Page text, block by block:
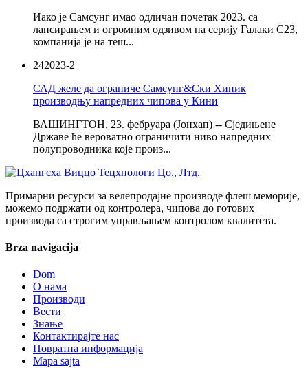
Иако је Самсунг имао одличан почетак 2023. са
лансирањем и огромним одзивом на серију Галаки С23,
компанија је на теш...
242023-2
САД желе да ограниче Самсунг&Ски Хиник
производњу напредних чипова у Кини
ВАШИНГТОН, 23. фебруара (Јонхап) -- Сједињене
Државе ће вероватно ограничити ниво напредних
полупроводника које произ...
Примарни ресурси за велепродајне производе флеш меморије,
можемо подржати од контролера, чипова до готових
производа са строгим управљањем контролом квалитета.
Brza navigacija
Dom
О нама
Производи
Вести
Знање
Контактирајте нас
Повратна информација
Mapa sajta